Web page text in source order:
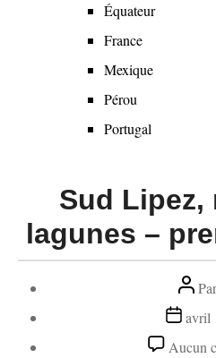
Équateur
France
Mexique
Pérou
Portugal
Sud Lipez,
lagunes –
Auteur
de
Date
de
avril
Aucun